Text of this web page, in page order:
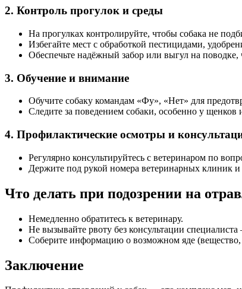
2. Контроль прогулок и среды
На прогулках контролируйте, чтобы собака не
Избегайте мест с обработкой пестицидами,
Обеспечьте надёжный забор или выгул на
3. Обучение и внимание
Обучите собаку командам «Фу», «Нет» для
Следите за поведением собаки, особенно у
4. Профилактические осмотры и
Регулярно консультируйтесь с ветеринаром по
Держите под рукой номера ветеринарных клиник
Что делать при подозрении на
Немедленно обратитесь к ветеринару.
Не вызывайте рвоту без консультации
Соберите информацию о возможном яде
Заключение